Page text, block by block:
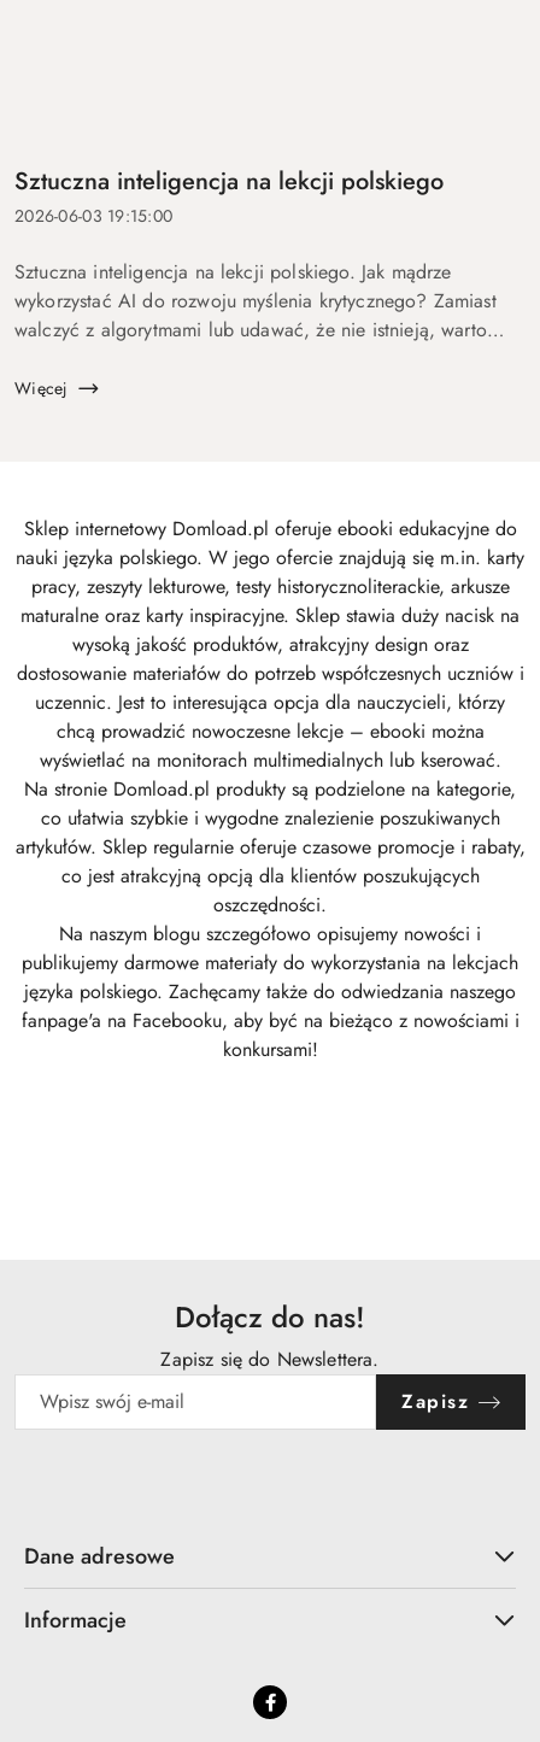
Sztuczna inteligencja na lekcji polskiego
2026-06-03 19:15:00
Sztuczna inteligencja na lekcji polskiego. Jak mądrze
wykorzystać AI do rozwoju myślenia krytycznego? Zamiast
walczyć z algorytmami lub udawać, że nie istnieją, warto
Sztuczna inteligencja na dobre zago...
Więcej
Sklep internetowy Domload.pl oferuje ebooki edukacyjne do
nauki języka polskiego. W jego ofercie znajdują się m.in. karty
pracy, zeszyty lekturowe, testy historycznoliterackie, arkusze
maturalne oraz karty inspiracyjne. Sklep stawia duży nacisk na
wysoką jakość produktów, atrakcyjny design oraz
dostosowanie materiałów do potrzeb współczesnych uczniów i
uczennic. Jest to interesująca opcja dla nauczycieli, którzy
chcą prowadzić nowoczesne lekcje – ebooki można
wyświetlać na monitorach multimedialnych lub kserować.
Na stronie Domload.pl produkty są podzielone na kategorie,
co ułatwia szybkie i wygodne znalezienie poszukiwanych
artykułów. Sklep regularnie oferuje czasowe promocje i rabaty,
co jest atrakcyjną opcją dla klientów poszukujących
oszczędności.
Na naszym blogu szczegółowo opisujemy nowości i
publikujemy darmowe materiały do wykorzystania na lekcjach
języka polskiego. Zachęcamy także do odwiedzania naszego
fanpage'a na Facebooku, aby być na bieżąco z nowościami i
konkursami!
Dołącz do nas!
Zapisz się do Newslettera.
Zapisz
Dane adresowe
Informacje